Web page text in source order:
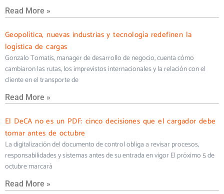
Read More »
Geopolítica, nuevas industrias y tecnología redefinen la
logística de cargas
Gonzalo Tomatis, manager de desarrollo de negocio, cuenta cómo
cambiaron las rutas, los imprevistos internacionales y la relación con el
cliente en el transporte de
Read More »
El DeCA no es un PDF: cinco decisiones que el cargador debe
tomar antes de octubre
La digitalización del documento de control obliga a revisar procesos,
responsabilidades y sistemas antes de su entrada en vigor El próximo 5 de
octubre marcará
Read More »